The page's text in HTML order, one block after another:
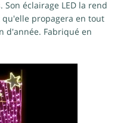
éclairage LED la rend
propagera en tout
d'année. Fabriqué en